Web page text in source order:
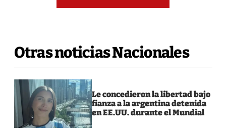
Otras noticias Nacionales
Le concedieron la libertad bajo
fianza a la argentina detenida
en EE.UU. durante el Mundial